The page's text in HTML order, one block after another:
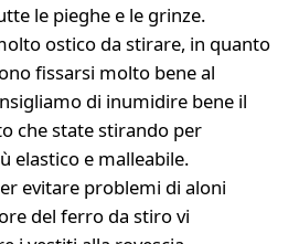
le pieghe e le grinze.
ostico da stirare, in quanto
fissarsi molto bene al
di inumidire bene il
che state stirando per
elastico e malleabile.
evitare problemi di aloni
del ferro da stiro vi